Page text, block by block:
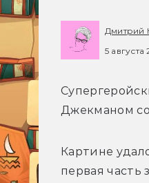
Дмитрий
5 августа
Джекманом
Картине
первая часть